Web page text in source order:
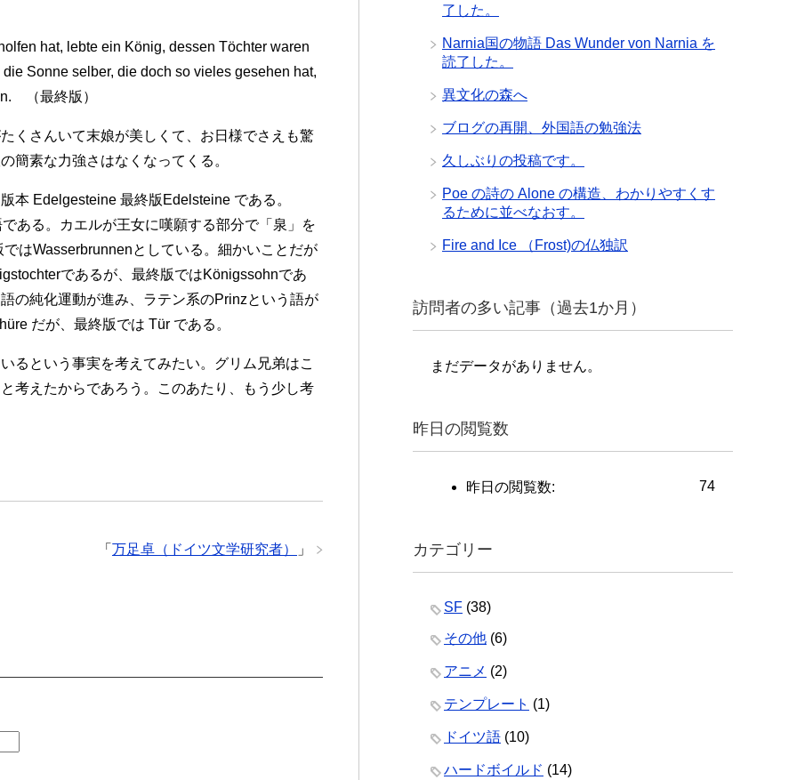
hat, lebte ein König, dessen Töchter waren
Sonne selber, die doch so vieles gesehen hat,
（最終版）
くさんいて末娘が美しくて、お日様でさえも驚
簡素な力強さはなくなってくる。
本 Edelgesteine 最終版Edelsteine である。
ある。カエルが王女に嘆願する部分で「泉」を
はWasserbrunnenとしている。細かいことだが
であるが、最終版ではKönigssohnであ
の純化運動が進み、ラテン系のPrinzという語が
だが、最終版では Tür である。
るという事実を考えてみたい。グリム兄弟はこ
考えたからであろう。このあたり、もう少し考
「 万足卓（ドイツ文学研究者） 」
了した。
Narnia国の物語 Das Wunder von Narnia を
読了した。
異文化の森へ
ブログの再開、外国語の勉強法
久しぶりの投稿です。
Poe の詩の Alone の構造、わかりやすくす
るために並べなおす。
Fire and Ice （Frost)の仏独訳
訪問者の多い記事（過去1か月）
まだデータがありません。
昨日の閲覧数
74
昨日の閲覧数:
カテゴリー
SF (38)
その他 (6)
アニメ (2)
テンプレート (1)
ドイツ語 (10)
ハードボイルド (14)